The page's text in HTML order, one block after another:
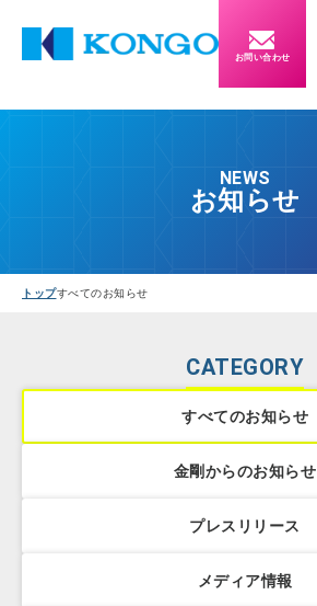
お問い合わせ
NEWS
お知らせ
トップすべてのお知らせ
CATEGORY
すべてのお知らせ
金剛からのお知らせ
プレスリリース
メディア情報